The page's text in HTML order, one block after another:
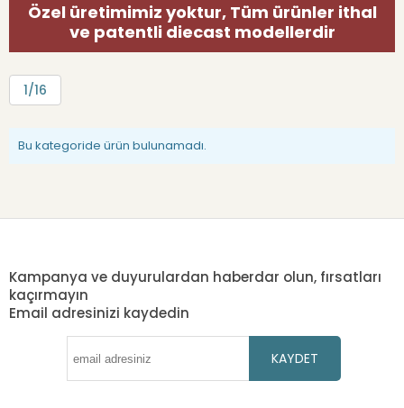
Özel üretimimiz yoktur, Tüm ürünler ithal
ve patentli diecast modellerdir
1/16
Bu kategoride ürün bulunamadı.
Kampanya ve duyurulardan haberdar olun, fırsatları
kaçırmayın
Email adresinizi kaydedin
KAYDET